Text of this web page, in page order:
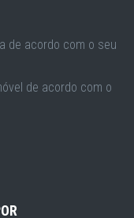
de acordo com o seu
de acordo com o